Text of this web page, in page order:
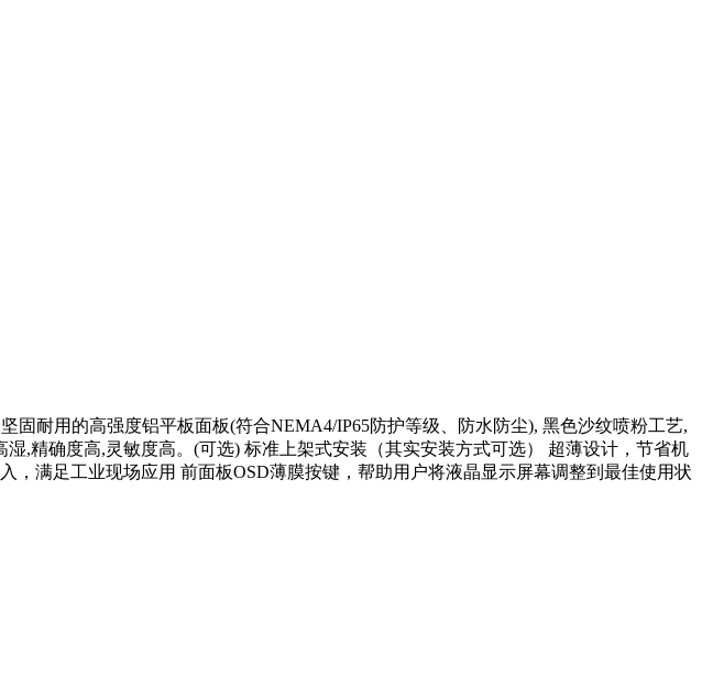
固耐用的高强度铝平板面板(符合NEMA4/IP65防护等级、防水防尘), 黑色沙纹喷粉工艺,
,精确度高,灵敏度高。(可选) 标准上架式安装（其实安装方式可选） 超薄设计，节省机
满足工业现场应用 前面板OSD薄膜按键，帮助用户将液晶显示屏幕调整到最佳使用状